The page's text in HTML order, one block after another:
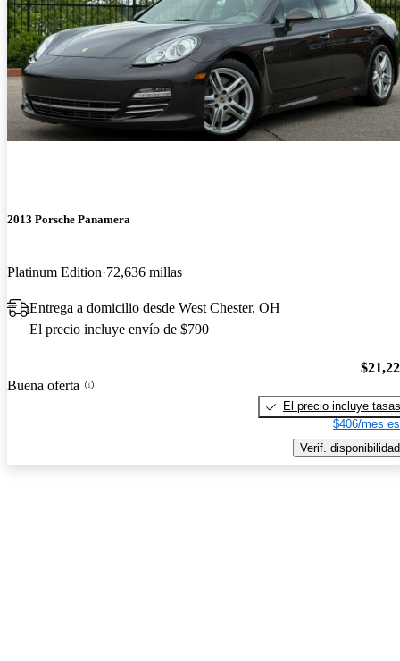
2013 Porsche Panamera
Platinum Edition 72,636 millas
Entrega a domicilio desde West Chester, OH
El precio incluye envío de $790
Buena oferta
El precio incluye tasas
$406/mes
Verif. disponibilidad